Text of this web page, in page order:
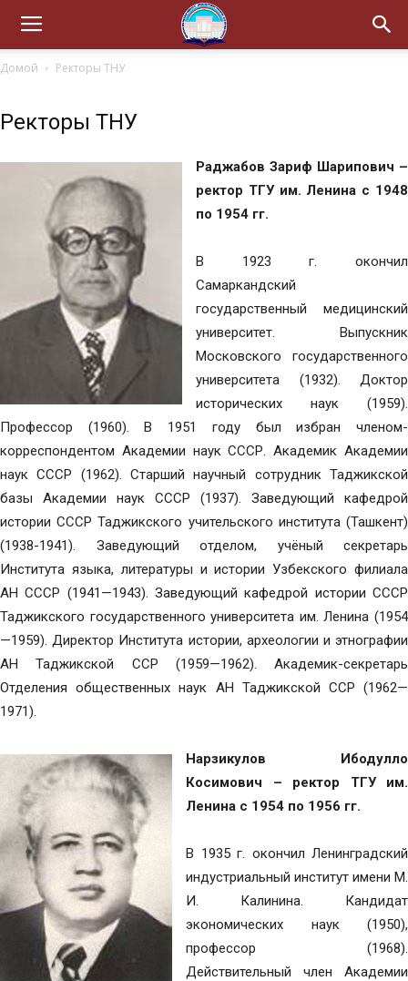
Домой Ректоры ТНУ
Ректоры ТНУ
Раджабов Зариф Шарипович –
ректор ТГУ им. Ленина с 1948
по 1954 гг.
В 1923 г. окончил
Самаркандский
государственный медицинский
университет. Выпускник
Московского государственного
университета (1932). Доктор
исторических наук (1959).
Профессор (1960). В 1951 году был избран членом-
корреспондентом Академии наук СССР. Академик Академии
наук СССР (1962). Старший научный сотрудник Таджикской
базы Академии наук СССР (1937). Заведующий кафедрой
истории СССР Таджикского учительского института (Ташкент)
(1938-1941). Заведующий отделом, учёный секретарь
Института языка, литературы и истории Узбекского филиала
АН СССР (1941—1943). Заведующий кафедрой истории СССР
Таджикского государственного университета им. Ленина (1954
—1959). Директор Института истории, археологии и этнографии
АН Таджикской ССР (1959—1962). Академик-секретарь
Отделения общественных наук АН Таджикской ССР (1962—
1971).
Нарзикулов Ибодулло
Косимович – ректор ТГУ им.
Ленина с 1954 по 1956 гг.
В 1935 г. окончил Ленинградский
индустриальный институт имени М.
И. Калинина. Кандидат
экономических наук (1950),
профессор (1968).
Действительный член Академии